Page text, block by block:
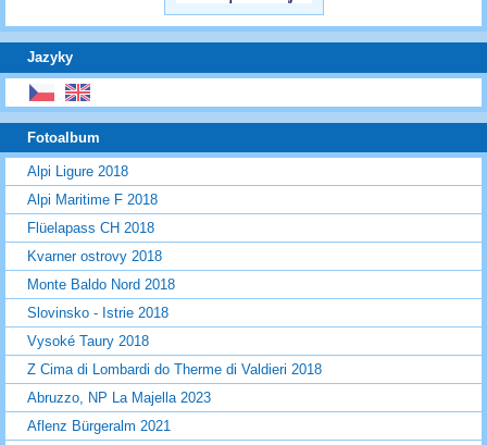
Jazyky
Fotoalbum
Alpi Ligure 2018
Alpi Maritime F 2018
Flüelapass CH 2018
Kvarner ostrovy 2018
Monte Baldo Nord 2018
Slovinsko - Istrie 2018
Vysoké Taury 2018
Z Cima di Lombardi do Therme di Valdieri 2018
Abruzzo, NP La Majella 2023
Aflenz Bürgeralm 2021